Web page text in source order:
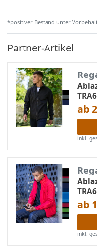
*positiver Bestand unter
Partner-Artikel
ab
inkl.
ab
inkl.